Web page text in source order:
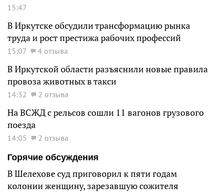
15:47
В Иркутске обсудили трансформацию рынка
труда и рост престижа рабочих профессий
15:07 4 отзыва
В Иркутской области разъяснили новые правила
провоза животных в такси
14:32 2 отзыва
На ВСЖД с рельсов сошли 11 вагонов грузового
поезда
14:05
2 отзыва
Горячие обсуждения
В Шелехове суд приговорил к пяти годам
колонии женщину, зарезавшую сожителя